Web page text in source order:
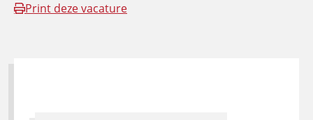
Print deze vacature